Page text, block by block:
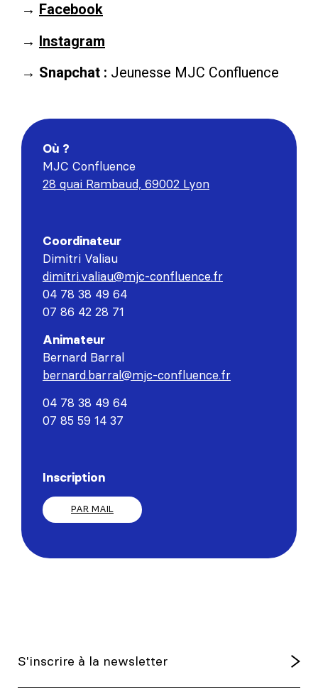
→ Facebook
→ Instagram
→ Snapchat : Jeunesse MJC Confluence
Où ?
MJC Confluence
28 quai Rambaud, 69002 Lyon
Coordinateur
Dimitri Valiau
dimitri.valiau@mjc-confluence.fr
04 78 38 49 64
07 86 42 28 71
Animateur
Bernard Barral
bernard.barral@mjc-confluence.fr
04 78 38 49 64
07 85 59 14 37
Inscription
PAR MAIL